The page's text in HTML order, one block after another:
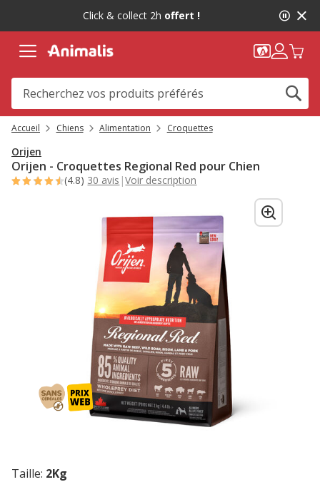
message,
Click & collect 2h offert !
Accueil Chiens Alimentation Croquettes
Orijen
Orijen - Croquettes Regional Red pour Chien
(4.8) 30 avis |Voir description
Taille: 2Kg